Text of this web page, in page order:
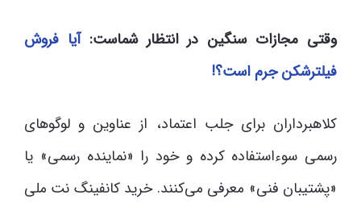
وقتی مجازات سنگین در انتظار شماست:آیا فروش
فیلترشکن جرم است؟!
کلاهبرداران برای جلب اعتماد، از عناوین و لوگوهای
رسمی سوءاستفاده کرده و خود را «نماینده رسمی» یا
«پشتیبان فنی» معرفی می‌کنند. خرید کانفینگ نت ملی